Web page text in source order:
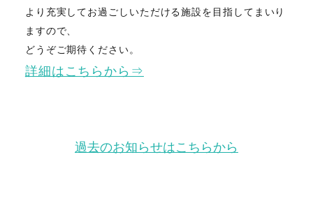
より充実してお過ごしいただける施設を目指してまいり
ますので、
どうぞご期待ください。
詳細はこちらから⇒
過去のお知らせはこちらから